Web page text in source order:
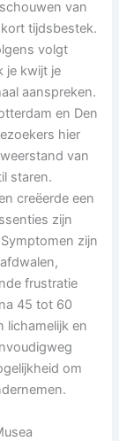
van
tijdsbestek.
volgt
je kwijt je
aanspreken.
en Den
hier
van
staren.
creëerde een
zijn
zijn
frustratie
45 tot 60
lichamelijk en
om